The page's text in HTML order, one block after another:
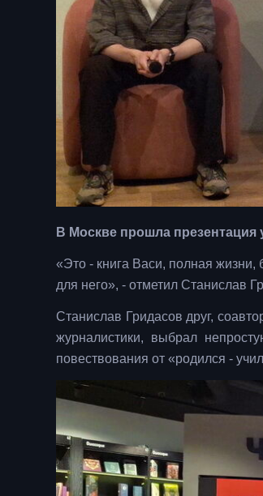
В Москве прошла презентация
«Это - книга Васи, полная жизни,
для него», - отметил Станислав
Станислав Гридасов друг,
журналистики, выбрал
повествования от «родился -